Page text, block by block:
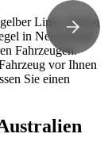
Linie, dürfen
in Neuseeland
Fahrzeugen.
vor Ihnen
Sie einen